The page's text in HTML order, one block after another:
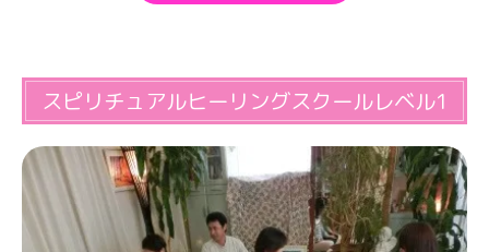
スピリチュアルヒーリングスクールレベル1